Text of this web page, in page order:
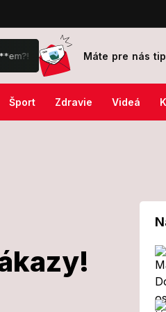
FOTO Hrôza neďaleko
Máte pre nás
Šport Zdravie Videá